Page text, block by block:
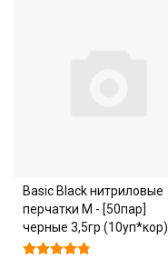
Basic Black нитриловые
перчатки M - [50пар]
черные 3,5гр (10уп*кор)